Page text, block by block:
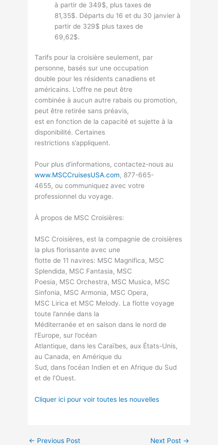
à partir de 349$, plus taxes de
81,35$. Départs du 16 et du 30 janvier à
partir de 329$ plus taxes de
69,62$.
Tarifs pour la croisière seulement, par
personne, basés sur une occupation
double pour les résidents canadiens et
américains. L’offre ne peut être
combinée à aucun autre rabais ou promotion,
peut être retirée sans préavis,
est en fonction de la capacité et sujette à la
disponibilité. Certaines
restrictions s’appliquent.
Pour plus d’informations, contactez-nous au
www.MSCCruisesUSA.com, 877-665-
4655, ou communiquez avec votre
professionnel du voyage.
À propos de MSC Croisières:
MSC Croisières, est la compagnie de croisières
la plus florissante avec une
flotte de 11 navires: MSC Magnifica, MSC
Splendida, MSC Fantasia, MSC
Poesia, MSC Orchestra, MSC Musica, MSC
Sinfonia, MSC Armonia, MSC Opera,
MSC Lirica et MSC Melody. La flotte voyage
toute l’année dans la
Méditerranée et en saison dans le nord de
l’Europe, sur l’océan
Atlantique, dans les Caraïbes, aux États-Unis,
au Canada, en Amérique du
Sud, dans l’océan Indien et en Afrique du Sud
et de l’Ouest.
Cliquer ici pour voir toutes les nouvelles
← Previous Post Next Post →